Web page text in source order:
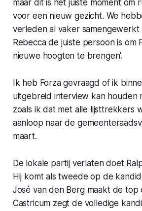
maar dit is het juiste moment om
voor een nieuw gezicht. We
verleden al vaker
Rebecca de juiste persoon is om
nieuwe hoogten te brengen'.
Ik heb Forza gevraagd of ik
uitgebreid interview kan houden
zoals ik dat met alle lijsttrekkers
aanloop naar de
maart.
De lokale partij verlaten doet
Hij komt als tweede op de
José van den Berg maakt de top
Castricum zegt de volledige